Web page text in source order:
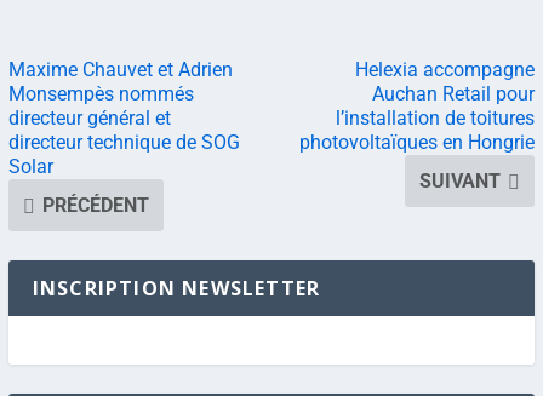
Maxime Chauvet et Adrien
Monsempès nommés
directeur général et
directeur technique de SOG
Solar
PRÉCÉDENT
Helexia accompagne
Auchan Retail pour
l’installation de toitures
photovoltaïques en Hongrie
SUIVANT
INSCRIPTION NEWSLETTER